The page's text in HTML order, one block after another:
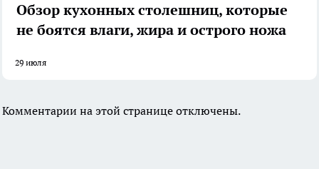
Обзор кухонных столешниц, которые
не боятся влаги, жира и острого ножа
29 июля
Комментарии на этой странице отключены.